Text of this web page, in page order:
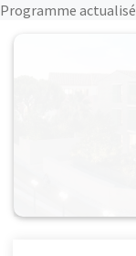
Programme